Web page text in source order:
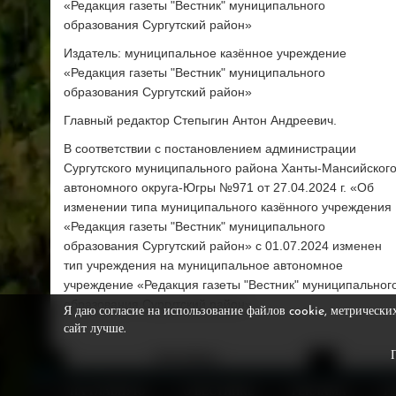
«Редакция газеты "Вестник" муниципального
образования Сургутский район»
Издатель: муниципальное казённое учреждение
«Редакция газеты "Вестник" муниципального
образования Сургутский район»
Главный редактор Степыгин Антон Андреевич.
В соответствии с постановлением администрации
Сургутского муниципального района Ханты-Мансийского
автономного округа-Югры №971 от 27.04.2024 г. «Об
изменении типа муниципального казённого учреждения
«Редакция газеты "Вестник" муниципального
образования Сургутский район» с 01.07.2024 изменен
тип учреждения на муниципальное автономное
учреждение «Редакция газеты "Вестник"
образования Сургутский район»
Я даю согласие на использование файлов cookie,
сайт лучше.